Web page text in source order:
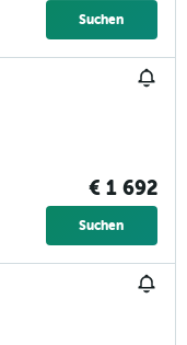
Suchen
€ 1 692
Suchen